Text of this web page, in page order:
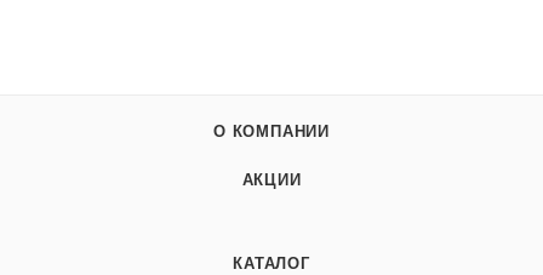
О КОМПАНИИ
АКЦИИ
КАТАЛОГ